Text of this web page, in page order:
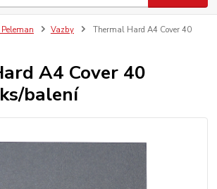
Vazby
Thermal Hard A4 Cover 40
A4 Cover 40
balení